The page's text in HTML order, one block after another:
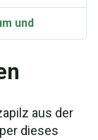
und
aus der
dieses